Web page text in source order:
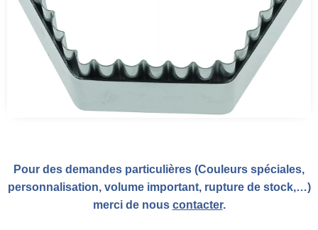
Pour des demandes particulières (Couleurs spéciales,
personnalisation, volume important, rupture de stock,…)
merci de nous contacter.